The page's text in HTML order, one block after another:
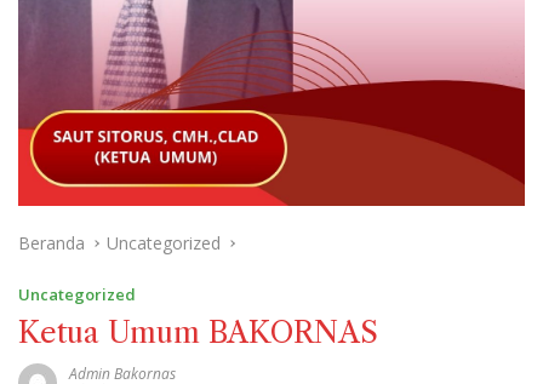
Beranda Uncategorized
Uncategorized
Ketua Umum BAKORNAS
Admin Bakornas